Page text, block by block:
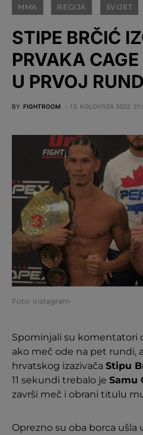
MMA REGIJA SVIJET
STIPE BRČIĆ
PRVAKA
U PRVOJ
BY FIGHTROOM 13. KOLOVOZA 2022.
Foto: Instagram
Spominjali su komentatori
ako meč ode na pet rundi,
hrvatskog izazivača Stipu
11 sekundi trebalo je Samu
završi meč i obrani titulu
Oprezno su oba borca